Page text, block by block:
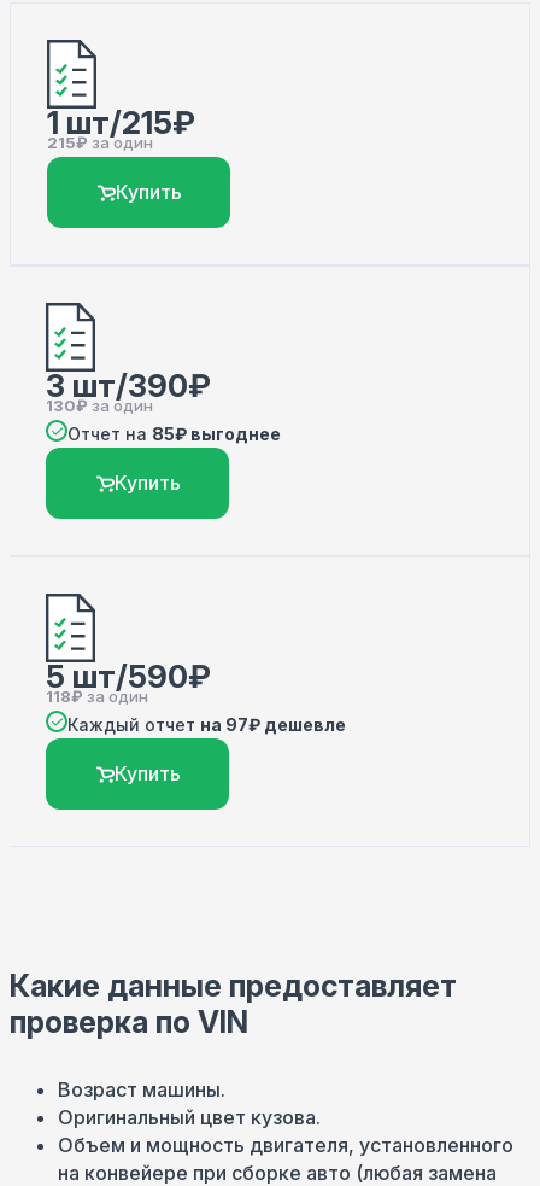
1 шт/215₽
215₽ за один
Купить
3 шт/390₽
130₽ за один
Отчет на 85₽ выгоднее
Купить
5 шт/590₽
118₽ за один
Каждый отчет на 97₽ дешевле
Купить
Какие данные предоставляет
проверка по VIN
Возраст машины.
Оригинальный цвет кузова.
Объем и мощность двигателя, установленного
на конвейере при сборке авто (любая замена